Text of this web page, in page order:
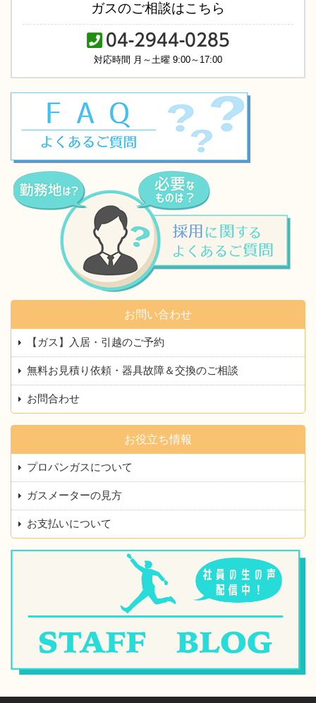
ガスのご相談はこちら
04-2944-0285
対応時間 月～土曜 9:00～17:00
お問い合わせ
【ガス】入居・引越のご予約
無料お見積り依頼・器具故障＆交換のご相談
お問合わせ
お役立ち情報
プロパンガスについて
ガスメーターの見方
お支払いについて